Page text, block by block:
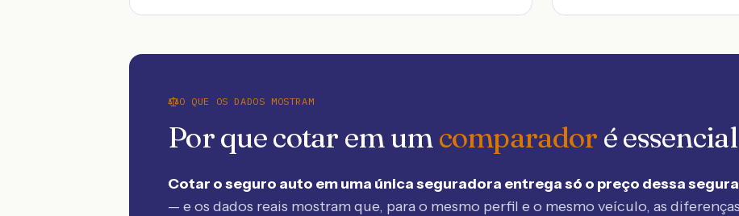
O QUE OS DADOS MOSTRAM
Por que cotar em umcomparador é essencial
Cotar o seguro auto em uma única seguradora entrega só o preço dessa
— e os dados reais mostram que, para o mesmo perfil e o mesmo veículo, as